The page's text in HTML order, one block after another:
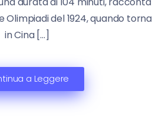
Olimpiadi del 1924, quando torna
in Cina […]
a Leggere